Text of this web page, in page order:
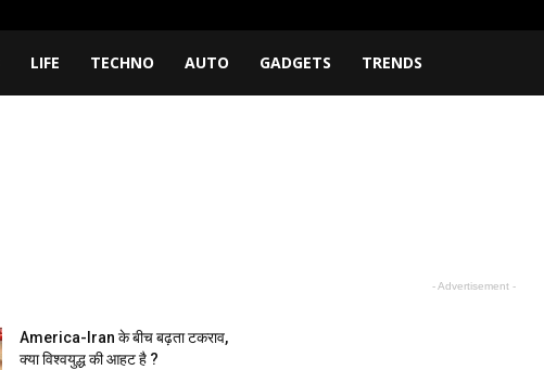
LIFE TECHNO AUTO GADGETS TRENDS
America-Iran के बीच बढ़ता टकराव,
क्या विश्वयुद्ध की आहट है ?
- Advertisement -